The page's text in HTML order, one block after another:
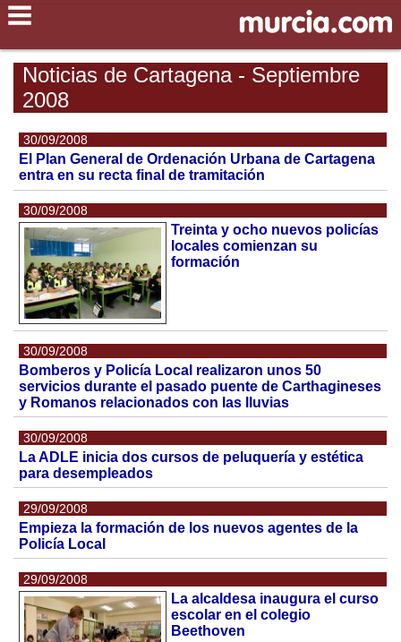
Noticias de Cartagena - Septiembre
2008
30/09/2008
El Plan General de Ordenación Urbana de Cartagena
entra en su recta final de tramitación
30/09/2008
Treinta y ocho nuevos policías
locales comienzan su
formación
30/09/2008
Bomberos y Policía Local realizaron unos 50
servicios durante el pasado puente de Carthagineses
y Romanos relacionados con las lluvias
30/09/2008
La ADLE inicia dos cursos de peluquería y estética
para desempleados
29/09/2008
Empieza la formación de los nuevos agentes de la
Policía Local
29/09/2008
La alcaldesa inaugura el curso
escolar en el colegio
Beethoven